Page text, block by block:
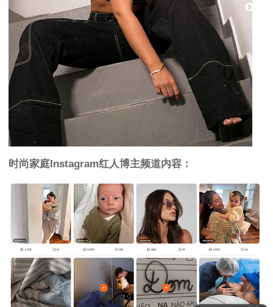
时尚家庭Instagram红人博主频道内容：